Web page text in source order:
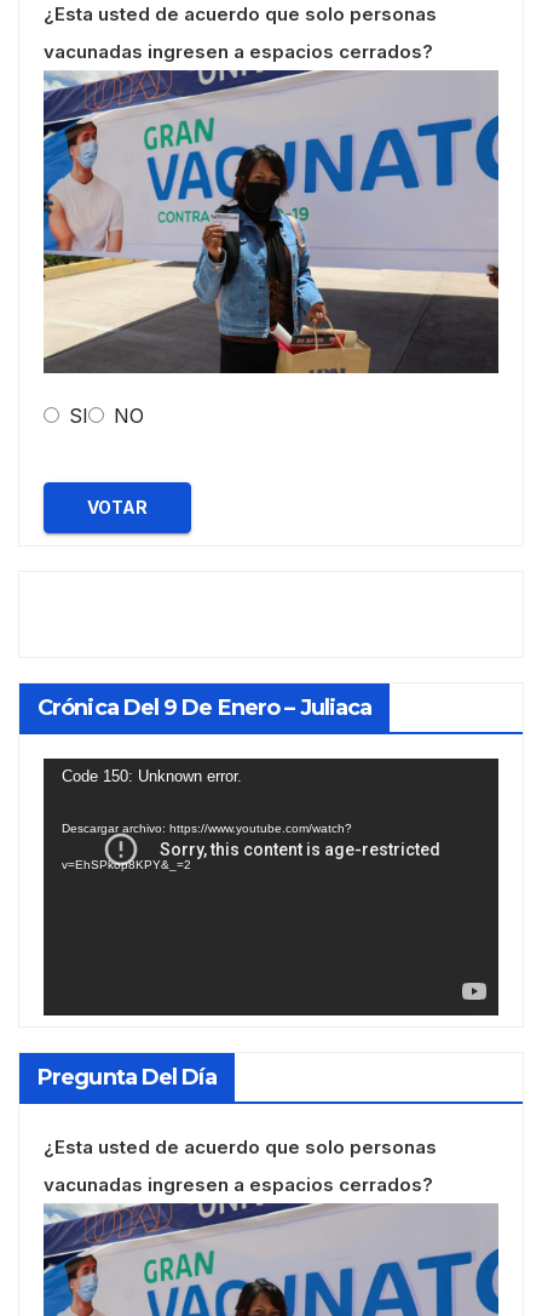
¿Esta usted de acuerdo que solo personas
vacunadas ingresen a espacios cerrados?
SI NO
VOTAR
Crónica Del 9 De Enero – Juliaca
Reproductor
Code 150: Unknown error.
Descargar archivo: https://www.youtube.com/watch?
v=EhSPkop8KPY&_=2
Pregunta Del Día
¿Esta usted de acuerdo que solo personas
vacunadas ingresen a espacios cerrados?